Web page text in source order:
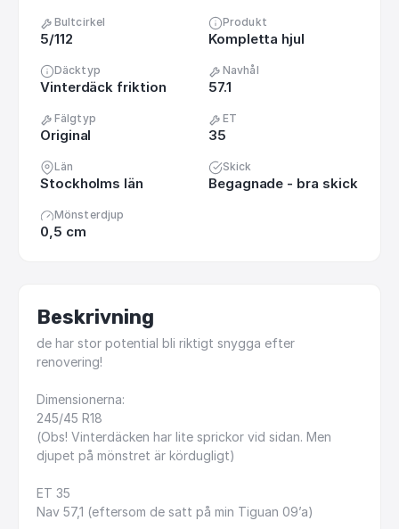
Bultcirkel
5/112
Produkt
Kompletta hjul
Däcktyp
Vinterdäck friktion
Navhål
57.1
Fälgtyp
Original
ET
35
Län
Stockholms län
Skick
Begagnade - bra skick
Mönsterdjup
0,5 cm
Beskrivning
de har stor potential bli riktigt snygga efter
renovering!
Dimensionerna:
245​/​45 R18
(Obs! Vinterdäcken har lite sprickor vid sidan. Men
djupet på mönstret är kördugligt)
ET 35
Nav 57,1 (eftersom de satt på min Tiguan 09’a)